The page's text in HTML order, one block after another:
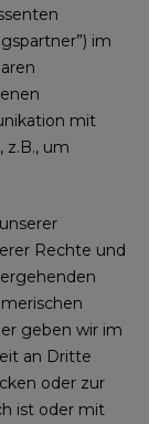
im
mit
z.B., um
Rechte und
geben wir im
an Dritte
oder zur
ist oder mit